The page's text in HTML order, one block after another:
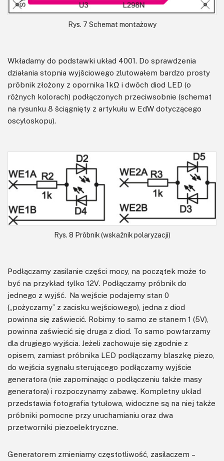
Rys. 7 Schemat montażowy
Wkładamy do podstawki układ 4001. Do sprawdzenia
działania stopnia wyjściowego zlutowałem bardzo prosty
próbnik złożony z opornika 1kΩ i dwóch diod LED (o
różnych kolorach) podłączonych przeciwsobnie (schemat
na rysunku 8 ściągnięty z artykułu w EdW dotyczącego
oscyloskopu).
Rys. 8 Próbnik (wskaźnik polaryzacji)
Podłączamy zasilanie części mocy, na początek może to
być na przykład tylko 12V. Podłączamy próbnik do
jednego z wyjść. Na wejście podajemy stan 0
(„pożyczamy” z zacisku wejściowego), jedna z diod
powinna się zaświecić. Robimy to samo ze stanem 1 (5V),
powinna zaświecić się druga z diod. To samo powtarzamy
dla drugiego wyjścia. Jeżeli zachowuje się zgodnie z
opisem, zamiast próbnika LED podłączamy blaszkę piezo,
do wejścia sygnału sterującego podłączamy wyjście
generatora (nie zapominając o podłączeniu także masy
generatora) i rozpoczynamy zabawę. Kompletny układ
przedstawia fotografia tytułowa, widoczne są na niej także
próbniki pomocne przy uruchamianiu oraz dwa
przetworniki piezoelektryczne.
Generatorem zmieniamy częstotliwość, zasilaczem –